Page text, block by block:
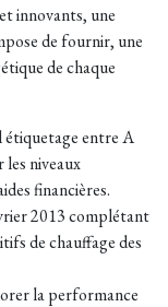
innovants, une
de fournir, une
de chaque
étiquetage entre A
niveaux
financières.
2013 complétant
de chauffage des
la performance